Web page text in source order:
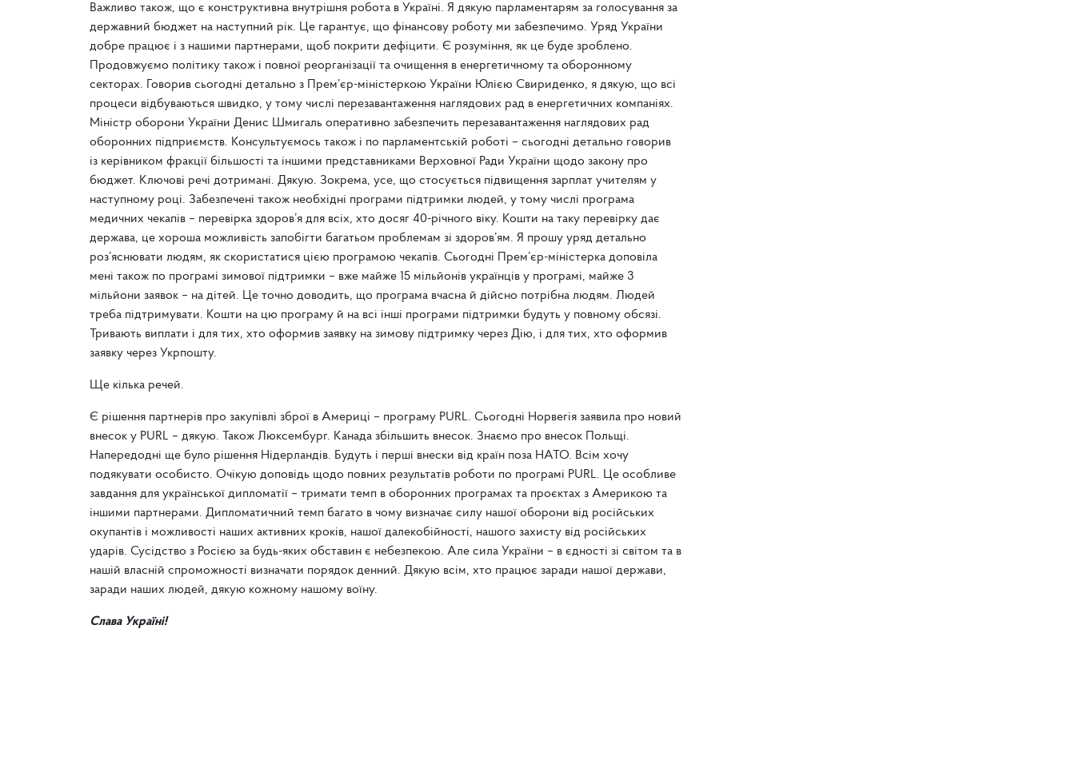
Важливо також, що є конструктивна внутрішня робота в Україні. Я дякую парламентарям за голосування за
державний бюджет на наступний рік. Це гарантує, що фінансову роботу ми забезпечимо. Уряд України
добре працює і з нашими партнерами, щоб покрити дефіцити. Є розуміння, як це буде зроблено.
Продовжуємо політику також і повної реорганізації та очищення в енергетичному та оборонному
секторах. Говорив сьогодні детально з Прем’єр-міністеркою України Юлією Свириденко, я дякую, що всі
процеси відбуваються швидко, у тому числі перезавантаження наглядових рад в енергетичних компаніях.
Міністр оборони України Денис Шмигаль оперативно забезпечить перезавантаження наглядових рад
оборонних підприємств. Консультуємось також і по парламентській роботі – сьогодні детально говорив
із керівником фракції більшості та іншими представниками Верховної Ради України щодо закону про
бюджет. Ключові речі дотримані. Дякую. Зокрема, усе, що стосується підвищення зарплат учителям у
наступному році. Забезпечені також необхідні програми підтримки людей, у тому числі програма
медичних чекапів – перевірка здоров’я для всіх, хто досяг 40-річного віку. Кошти на таку перевірку дає
держава, це хороша можливість запобігти багатьом проблемам зі здоров’ям. Я прошу уряд детально
роз’яснювати людям, як скористатися цією програмою чекапів. Сьогодні Прем’єр-міністерка доповіла
мені також по програмі зимової підтримки – вже майже 15 мільйонів українців у програмі, майже 3
мільйони заявок – на дітей. Це точно доводить, що програма вчасна й дійсно потрібна людям. Людей
треба підтримувати. Кошти на цю програму й на всі інші програми підтримки будуть у повному обсязі.
Тривають виплати і для тих, хто оформив заявку на зимову підтримку через Дію, і для тих, хто оформив
заявку через Укрпошту.
Ще кілька речей.
Є рішення партнерів про закупівлі зброї в Америці – програму PURL. Сьогодні Норвегія заявила про новий
внесок у PURL – дякую. Також Люксембург. Канада збільшить внесок. Знаємо про внесок Польщі.
Напередодні ще було рішення Нідерландів. Будуть і перші внески від країн поза НАТО. Всім хочу
подякувати особисто. Очікую доповідь щодо повних результатів роботи по програмі PURL. Це особливе
завдання для української дипломатії – тримати темп в оборонних програмах та проєктах з Америкою та
іншими партнерами. Дипломатичний темп багато в чому визначає силу нашої оборони від російських
окупантів і можливості наших активних кроків, нашої далекобійності, нашого захисту від російських
ударів. Сусідство з Росією за будь-яких обставин є небезпекою. Але сила України – в єдності зі світом та в
нашій власній спроможності визначати порядок денний. Дякую всім, хто працює заради нашої держави,
заради наших людей, дякую кожному нашому воїну.
Слава Україні!